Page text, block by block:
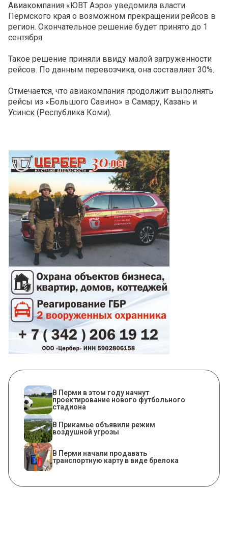
Авиакомпания «ЮВТ Аэро» уведомила власти
Пермского края о возможном прекращении рейсов в
регион. Окончательное решение будет принято до 1
сентября.
Такое решение приняли ввиду малой загруженности
рейсов. По данным перевозчика, она составляет 30%.
Отмечается, что авиакомпания продолжит выполнять
рейсы из «Большого Савино» в Самару, Казань и
Усинск (Республика Коми).
В Перми в этом году начнут
проектирование нового футбольного
стадиона
В Прикамье объявили режим
воздушной угрозы
В Перми начали продавать
транспортную карту в виде брелока